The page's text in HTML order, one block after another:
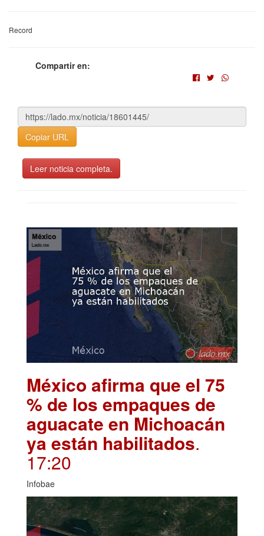
Record
Compartir en:
Copiar URL
Leer noticia completa.
México afirma que el 75
% de los empaques de
aguacate en Michoacán
ya están habilitados.
17:20
Infobae